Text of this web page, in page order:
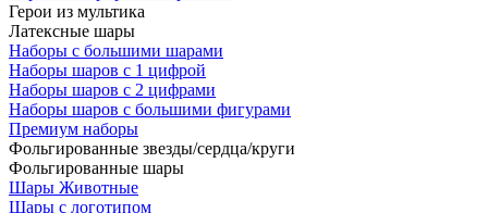
Герои из мультика
Латексные шары
Наборы с большими шарами
Наборы шаров с 1 цифрой
Наборы шаров с 2 цифрами
Наборы шаров с большими фигурами
Премиум наборы
Фольгированные звезды/сердца/круги
Фольгированные шары
Шары Животные
Шары с логотипом